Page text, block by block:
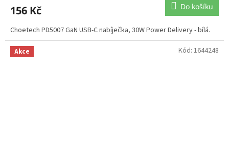
156 Kč Do košíku
Choetech PD5007 GaN USB-C nabíječka, 30W Power Delivery - bílá.
Akce Kód: 1644248